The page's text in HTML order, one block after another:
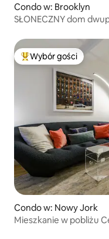
Condo w: Brooklyn
SŁONECZNY dom
Najpopularniejsze z
Wybór gości
Condo w: Nowy Jork
Mieszkanie w pobliżu